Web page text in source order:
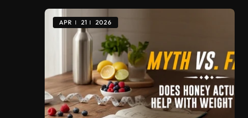
APR 21 2026